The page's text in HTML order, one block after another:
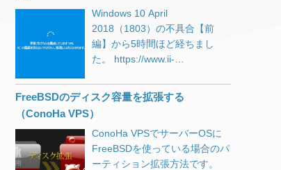
マップの出力とGoogle Search
ConsoleのURLを比較するとマ
ッチしていましたので、これで
解決です。
す。 ※あくまでも正規ライセン
スを所持している方が対象で
す。 ネットで検索をすると、こ
の対策として「言語設定」の
る入力方式を設定する」にチェ
が多くヒットします。 しかし残
念ながら、Windows 10
October 2018 Update (1809)以
Windows 10 April
2018（1803）の不具合【前
編】から5時間ほど経ちまし
た。 https://www.ii-
「サービス」タブからMicrosoft
以外のサービスを全て停止した
状態ですが、Chromeで作業し
ている限り何時間でも問題が発
生しないで使えています。 しか
し別のアプリを操作しようと、
FreeBSDのディスク容量を拡張する
（ConoHa VPS）
ConoHa VPSでサーバーOSに
FreeBSDを使っている場合のパ
ーティション拡張方法です。